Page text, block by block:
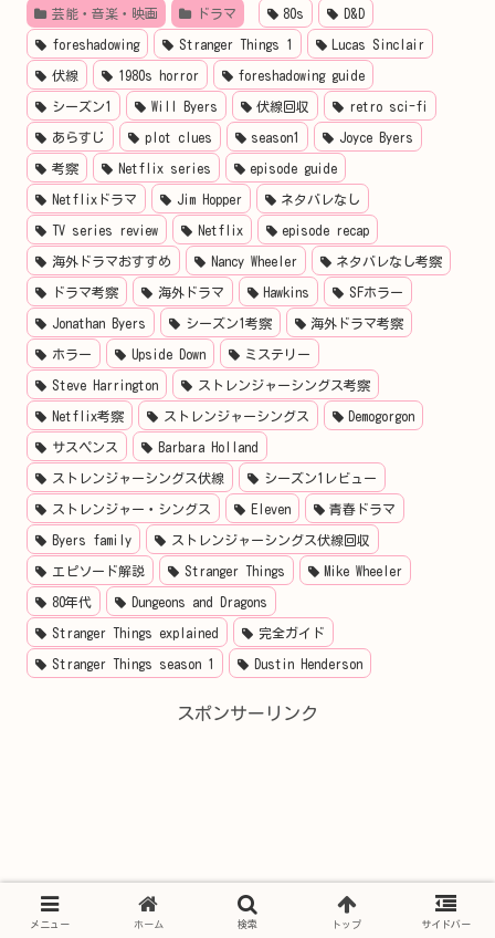
芸能・音楽・映画 ドラマ 80s D&D
foreshadowing Stranger Things 1 Lucas Sinclair
伏線 1980s horror foreshadowing guide
シーズン1 Will Byers 伏線回収 retro sci-fi
あらすじ plot clues season1 Joyce Byers
考察 Netflix series episode guide
Netflixドラマ Jim Hopper ネタバレなし
TV series review Netflix episode recap
海外ドラマおすすめ Nancy Wheeler ネタバレなし考察
ドラマ考察 海外ドラマ Hawkins SFホラー
Jonathan Byers シーズン1考察 海外ドラマ考察
ホラー Upside Down ミステリー
Steve Harrington ストレンジャーシングス考察
Netflix考察 ストレンジャーシングス Demogorgon
サスペンス Barbara Holland
ストレンジャーシングス伏線 シーズン1レビュー
ストレンジャー・シングス Eleven 青春ドラマ
Byers family ストレンジャーシングス伏線回収
エピソード解説 Stranger Things Mike Wheeler
80年代 Dungeons and Dragons
Stranger Things explained 完全ガイド
Stranger Things season 1 Dustin Henderson
スポンサーリンク
メニュー ホーム 検索 トップ サイドバー